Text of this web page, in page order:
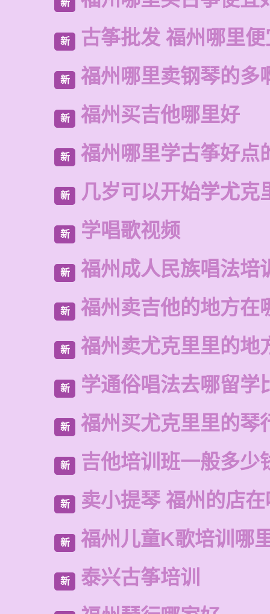
新
新 古筝批发 福州哪里
新 福州哪里卖钢琴的多
新 福州买吉他哪里好
新 福州哪里学古筝好点
新 几岁可以开始学尤克
新 学唱歌视频
新 福州成人民族唱法培
新 福州卖吉他的地方在
新 福州卖尤克里里的地
新 学通俗唱法去哪留学
新 福州买尤克里里的琴
新 吉他培训班一般多少
新 卖小提琴 福州的店
新 福州儿童K歌培训哪
新 泰兴古筝培训